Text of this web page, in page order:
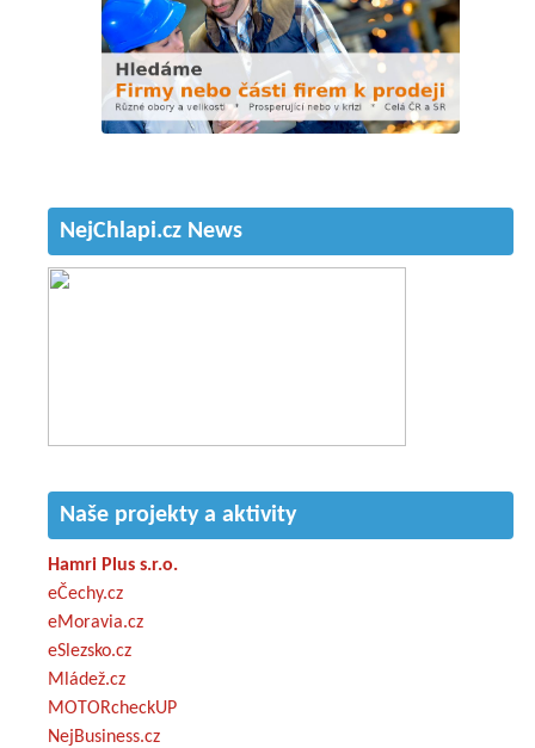
NejChlapi.cz News
Naše projekty a aktivity
Hamri Plus s.r.o.
eČechy.cz
eMoravia.cz
eSlezsko.cz
Mládež.cz
MOTORcheckUP
NejBusiness.cz